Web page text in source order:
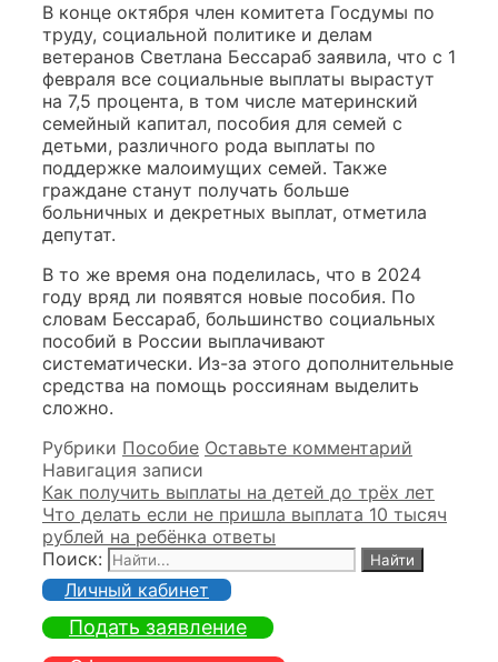
В конце октября член комитета Госдумы по
труду, социальной политике и делам
ветеранов Светлана Бессараб заявила, что с 1
февраля все социальные выплаты вырастут
на 7,5 процента, в том числе материнский
семейный капитал, пособия для семей с
детьми, различного рода выплаты по
поддержке малоимущих семей. Также
граждане станут получать больше
больничных и декретных выплат, отметила
депутат.
В то же время она поделилась, что в 2024
году вряд ли появятся новые пособия. По
словам Бессараб, большинство социальных
пособий в России выплачивают
систематически. Из-за этого дополнительные
средства на помощь россиянам выделить
сложно.
Рубрики Пособие Оставьте комментарий
Навигация записи
Как получить выплаты на детей до трёх лет
Что делать если не пришла выплата 10 тысяч
рублей на ребёнка ответы
Поиск:
Личный кабинет
Подать заявление